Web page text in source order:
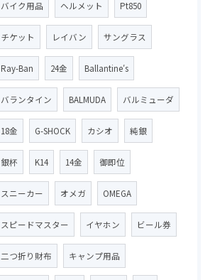
バイク用品 ヘルメット Pt850
チケット レイバン サングラス
Ray-Ban 24金 Ballantine′s
バランタイン BALMUDA バルミューダ
18金 G-SHOCK カシオ 純銀
銀杯 K14 14金 御即位
スニーカー オメガ OMEGA
スピードマスター イヤホン ビール券
二つ折り財布 キャンプ用品